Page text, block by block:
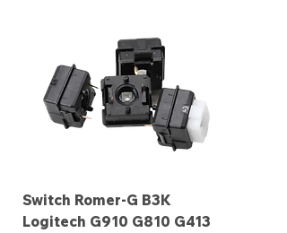
Switch Romer-G B3K
Logitech G910 G810 G413